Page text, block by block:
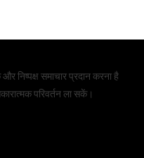
निष्पक्ष समाचार प्रदान करना है
परिवर्तन ला सकें।